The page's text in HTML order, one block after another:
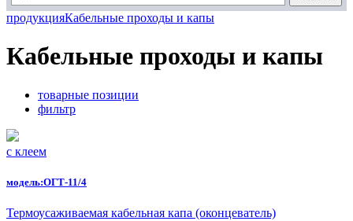
продукцияКабельные проходы и капы
Кабельные проходы и капы
товарные позиции
фильтр
с клеем
модель:ОГТ-11/4
Термоусаживаемая кабельная капа (оконцеватель)